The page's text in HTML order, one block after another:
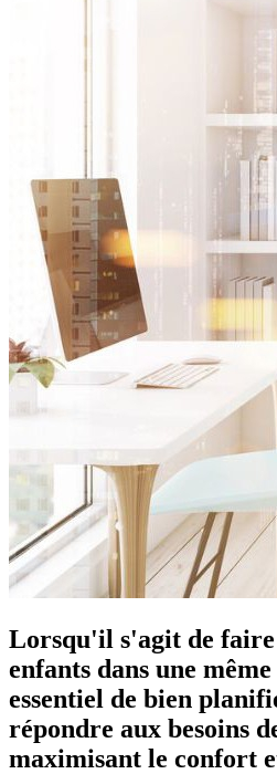
Lorsqu'il s'agit de
enfants dans une
essentiel de bien
répondre aux besoins
maximisant le confort